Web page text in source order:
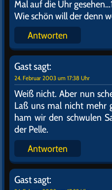
gesehen ,mit dem Kerl
Ohr hält ? Ich wüßte
woanders hinhalten
Antworten
Gastsagt:
24. Februar 2003 um 17:30 Uhr
JAAA DAS WÜRDE
seine Ruhe hier
ganz furchtbar mit euch
nicht abwarten, was ? Na
wie?s RICHTIG
euch jetzt zum letzten
Antworten